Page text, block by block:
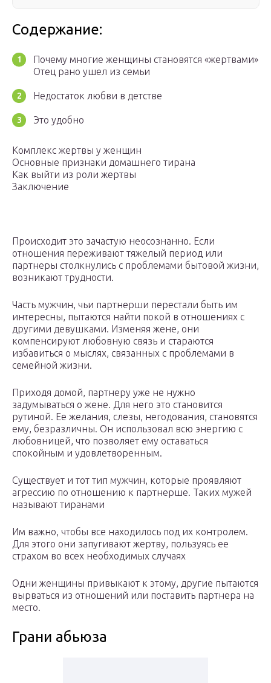
Содержание:
Почему многие женщины становятся «жертвами»
Отец рано ушел из семьи
Недостаток любви в детстве
Это удобно
Комплекс жертвы у женщин
Основные признаки домашнего тирана
Как выйти из роли жертвы
Заключение
Происходит это зачастую неосознанно. Если
отношения переживают тяжелый период или
партнеры столкнулись с проблемами бытовой жизни,
возникают трудности.
Часть мужчин, чьи партнерши перестали быть им
интересны, пытаются найти покой в отношениях с
другими девушками. Изменяя жене, они
компенсируют любовную связь и стараются
избавиться о мыслях, связанных с проблемами в
семейной жизни.
Приходя домой, партнеру уже не нужно
задумываться о жене. Для него это становится
рутиной. Ее желания, слезы, негодования, становятся
ему, безразличны. Он использовал всю энергию с
любовницей, что позволяет ему оставаться
спокойным и удовлетворенным.
Существует и тот тип мужчин, которые проявляют
агрессию по отношению к партнерше. Таких мужей
называют тиранами
Им важно, чтобы все находилось под их контролем.
Для этого они запугивают жертву, пользуясь ее
страхом во всех необходимых случаях
Одни женщины привыкают к этому, другие пытаются
вырваться из отношений или поставить партнера на
место.
Грани абьюза